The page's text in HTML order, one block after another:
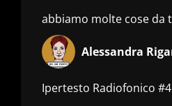
abbiamo molte cose da
Alessandra
Ipertesto Radiofonico